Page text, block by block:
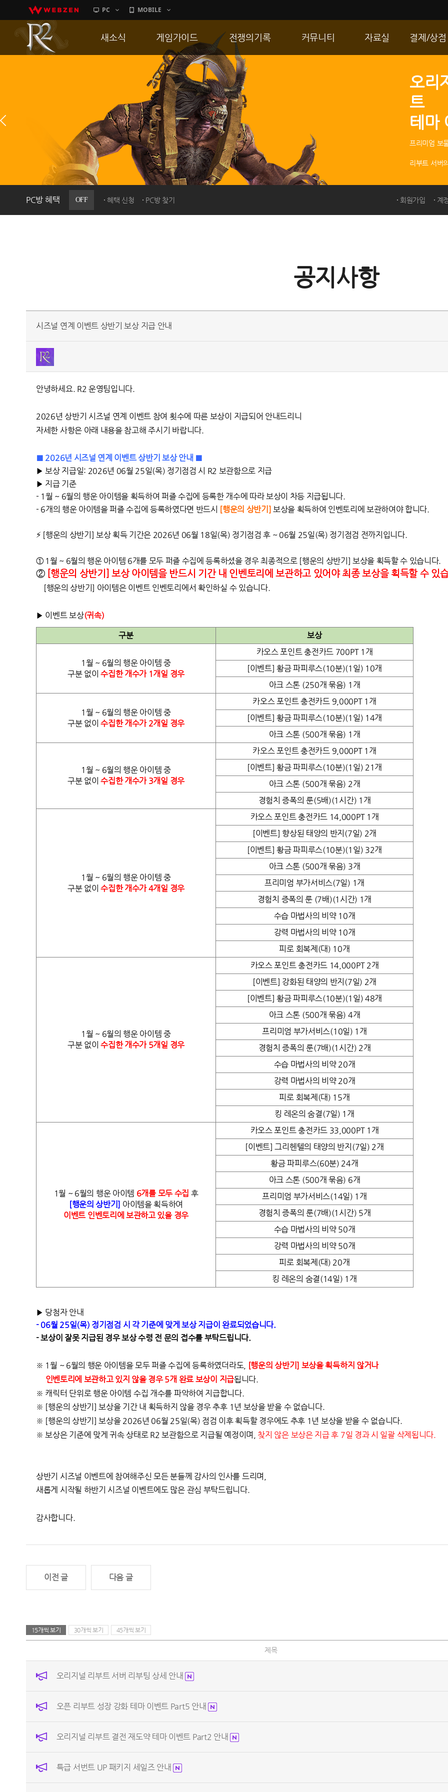
PC MOBILE
오리
트
테
프리미엄 보
리부트 서버
PC방 혜택 OFF 혜택 신청 PC방 찾기 회원가입 계
새소식
이벤트
히스토리
PC방으로간다
게임가이드
게임 특징
서버가이드
신병훈련소
세부가이드
통합보급센터
전쟁의기록
통합 길드전
공성 & 스팟
랭킹
R2Match
커뮤니티
GM노트
자료실 결제/상점
마이
내 캐시
공지사항
시즈널 연계 이벤트 상반기 보상 지급 안내
안녕하세요. R2 운영팀입니다.
2026년 상반기 시즈널 연계 이벤트 참여 횟수에 따른 보상이 지급되어 안내드리니
자세한 사항은 아래 내용을 참고해 주시기 바랍니다.
■ 2026년 시즈널 연계 이벤트 상반기 보상 안내 ■
▶보상 지급일: 2026년 06월 25일(목) 정기점검 시 R2 보관함으로 지급
▶ 지급 기준
- 1 월 ~ 6월의 행운 아이템을 획득하여 퍼즐 수집에 등록한 개수에 따라 보상이 차등 지급됩니다.
- 6개의 행운 아이템을 퍼즐 수집에 등록하였다면 반드시 [행운의 상반기] 보상을 획득하여 인벤토리에 보관하여야 합니다.
⚡ [행운의 상반기] 보상 획득 기간은 2026년 06월 18일(목) 정기점검 후 ~ 06월 25일(목) 정기점검 전까지입니다.
① 1월 ~ 6월의 행운 아이템 6개를 모두 퍼즐 수집에 등록하셨을 경우 최종적으로 [행운의 상반기] 보상을 획득할 수 있습니다.
② [행운의 상반기] 보상 아이템을 반드시 기간 내 인벤토리에 보관하고 있어야 최종 보상을 획득할 수 있
[행운의 상반기] 아이템은 이벤트 인벤토리에서 확인하실 수 있습니다.
▶ 이벤트 보상(귀속)
구분 보상
1월 ~ 6월의 행운 아이템 중
구분 없이 수집한 개수가 1개일 경우
카오스 포인트 충전카드 700PT 1개
[이벤트] 황금 파피루스(10분)(1일) 10개
아크 스톤 (250개 묶음) 1개
1월 ~ 6월의 행운 아이템 중
구분 없이 수집한 개수가 2개일 경우
카오스 포인트 충전카드 9,000PT 1개
[이벤트] 황금 파피루스(10분)(1일) 14개
아크 스톤 (500개 묶음) 1개
1월 ~ 6월의 행운 아이템 중
구분 없이 수집한 개수가 3개일 경우
카오스 포인트 충전카드 9,000PT 1개
[이벤트] 황금 파피루스(10분)(1일) 21개
아크 스톤 (500개 묶음) 2개
경험치 증폭의 룬(5배)(1시간) 1개
1월 ~ 6월의 행운 아이템 중
구분 없이 수집한 개수가 4개일 경우
카오스 포인트 충전카드 14,000PT 1개
[이벤트] 향상된 태양의 반지(7일) 2개
[이벤트] 황금 파피루스(10분)(1일) 32개
아크 스톤 (500개 묶음) 3개
프리미엄 부가서비스(7일) 1개
경험치 증폭의 룬 (7배)(1시간) 1개
수습 마법사의 비약 10개
강력 마법사의 비약 10개
피로 회복제(대) 10개
1월 ~ 6월의 행운 아이템 중
구분 없이 수집한 개수가 5개일 경우
카오스 포인트 충전카드 14,000PT 2개
[이벤트] 강화된 태양의 반지(7일) 2개
[이벤트] 황금 파피루스(10분)(1일) 48개
아크 스톤 (500개 묶음) 4개
프리미엄 부가서비스(10일) 1개
경험치 증폭의 룬(7배)(1시간) 2개
수습 마법사의 비약 20개
강력 마법사의 비약 20개
피로 회복제(대) 15개
킹 레온의 숨결(7일) 1개
1월 ~ 6월의 행운 아이템 6개를 모두 수집 후
[행운의 상반기] 아이템을 획득하여
이벤트 인벤토리에 보관하고 있을 경우
카오스 포인트 충전카드 33,000PT 1개
[이벤트] 그리헨텔의 태양의 반지(7일) 2개
황금 파피루스(60분) 24개
아크 스톤 (500개 묶음) 6개
프리미엄 부가서비스(14일) 1개
경험치 증폭의 룬(7배)(1시간) 5개
수습 마법사의 비약 50개
강력 마법사의 비약 50개
피로 회복제(대) 20개
킹 레온의 숨결(14일) 1개
▶ 당첨자 안내
- 06월 25일(목) 정기점검 시 각 기준에 맞게 보상 지급이 완료되었습니다.
- 보상이 잘못 지급된 경우 보상 수령 전 문의 접수를 부탁드립니다.
※ 1월 ~ 6월의 행운 아이템을 모두 퍼즐 수집에 등록하였더라도,
[행운의 상반기] 보상을 획득하지 않거나
인벤토리에 보관하고 있지 않을 경우 5개 완료 보상이 지급됩니다.
※ 캐릭터 단위로 행운 아이템 수집 개수를 파악하여 지급합니다.
※ [행운의 상반기] 보상을 기간 내 획득하지 않을 경우 추후 1년 보상을 받을 수 없습니다.
※ [행운의 상반기] 보상을 2026년 06월 25일(목) 점검 이후 획득할 경우에도 추후 1년 보상을 받을 수 없습니다.
※ 보상은 기준에 맞게 귀속 상태로 R2 보관함으로 지급될 예정이며, 찾지 않은 보상은 지급 후 7일 경과 시 일괄 삭제됩니다.
상반기 시즈널 이벤트에 참여해주신 모든 분들께 감사의 인사를 드리며,
새롭게 시작될 하반기 시즈널 이벤트에도 많은 관심 부탁드립니다.
감사합니다.
이전 글 다음 글
15개씩 보기 30개씩 보기 45개씩 보기
제목
오리지널 리부트 서버 리부팅 상세 안내
오픈 리부트 성장 강화 테마 이벤트 Part5 안내
오리지널 리부트 결전 재도약 테마 이벤트 Part2 안내
특급 서번트 UP 패키지 세일즈 안내